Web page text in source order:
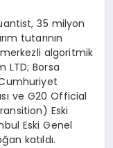
35 milyon
tutarının
merkezli algoritmik
LTD; Borsa
ve G20 Official
Eski
Eski Genel
katıldı.